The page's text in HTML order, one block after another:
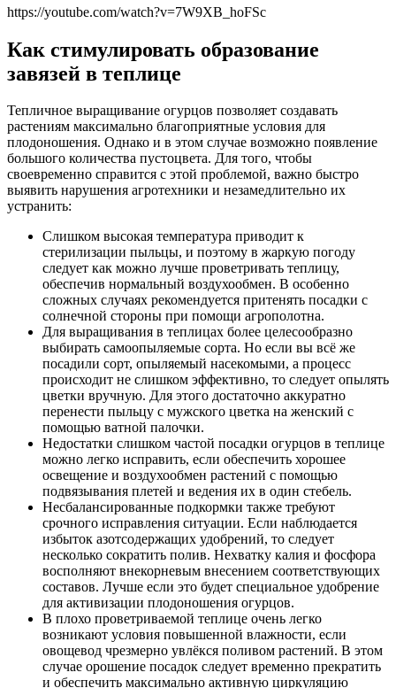
https://youtube.com/watch?v=7W9XB_hoFSc
Как стимулировать образование
завязей в теплице
Тепличное выращивание огурцов позволяет создавать
растениям максимально благоприятные условия для
плодоношения. Однако и в этом случае возможно появление
большого количества пустоцвета. Для того, чтобы
своевременно справится с этой проблемой, важно быстро
выявить нарушения агротехники и незамедлительно их
устранить:
Слишком высокая температура приводит к
стерилизации пыльцы, и поэтому в жаркую погоду
следует как можно лучше проветривать теплицу,
обеспечив нормальный воздухообмен. В особенно
сложных случаях рекомендуется притенять посадки с
солнечной стороны при помощи агрополотна.
Для выращивания в теплицах более целесообразно
выбирать самоопыляемые сорта. Но если вы всё же
посадили сорт, опыляемый насекомыми, а процесс
происходит не слишком эффективно, то следует опылять
цветки вручную. Для этого достаточно аккуратно
перенести пыльцу с мужского цветка на женский с
помощью ватной палочки.
Недостатки слишком частой посадки огурцов в теплице
можно легко исправить, если обеспечить хорошее
освещение и воздухообмен растений с помощью
подвязывания плетей и ведения их в один стебель.
Несбалансированные подкормки также требуют
срочного исправления ситуации. Если наблюдается
избыток азотсодержащих удобрений, то следует
несколько сократить полив. Нехватку калия и фосфора
восполняют внекорневым внесением соответствующих
составов. Лучше если это будет специальное удобрение
для активизации плодоношения огурцов.
В плохо проветриваемой теплице очень легко
возникают условия повышенной влажности, если
овощевод чрезмерно увлёкся поливом растений. В этом
случае орошение посадок следует временно прекратить
и обеспечить максимально активную циркуляцию